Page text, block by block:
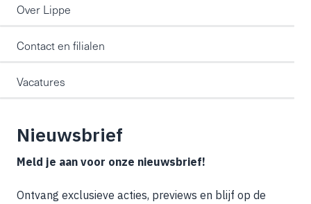
Over Lippe
Contact en filialen
Vacatures
Nieuwsbrief
Meld je aan voor onze nieuwsbrief!
Ontvang exclusieve acties, previews en blijf op de